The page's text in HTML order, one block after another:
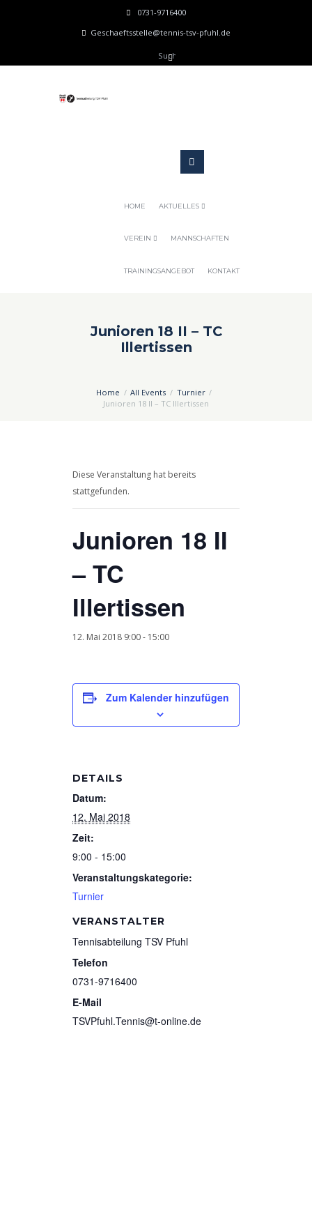
0731-9716400
Geschaeftsstelle@tennis-tsv-pfuhl.de
HOME AKTUELLES
VEREIN MANNSCHAFTEN
TRAININGSANGEBOT KONTAKT
Junioren 18 II – TC
Illertissen
Home All Events
Turnier
Junioren 18 II – TC Illertissen
Diese Veranstaltung hat bereits
stattgefunden.
Junioren 18 II
– TC
Illertissen
12. Mai 2018 9:00- 15:00
Zum Kalender hinzufügen
DETAILS
Datum:
12. Mai 2018
Zeit:
9:00 - 15:00
Veranstaltungskategorie:
Turnier
VERANSTALTER
Tennisabteilung TSV Pfuhl
Telefon
0731-9716400
E-Mail
TSVPfuhl.Tennis@t-online.de